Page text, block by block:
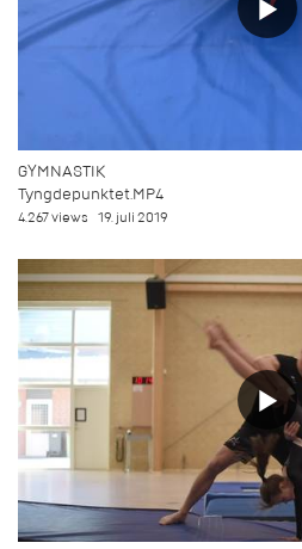
GYMNASTIK
Tyngdepunktet.MP4
4.267 views 19. juli 2019